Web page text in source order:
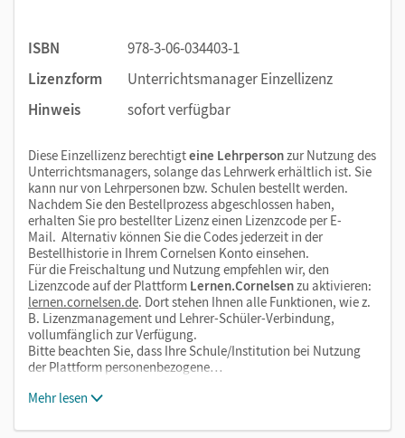
ISBN
978-3-06-034403-1
Lizenzform
Unterrichtsmanager Einzellizenz
Hinweis
sofort verfügbar
Diese Einzellizenz berechtigteine Lehrpersonzur Nutzung des
Unterrichtsmanagers, solange das Lehrwerk erhältlich ist. Sie
kann nur von Lehrpersonen bzw. Schulen bestellt werden.
Nachdem Sie den Bestellprozess abgeschlossen haben,
erhalten Sie pro bestellter Lizenz einen Lizenzcode per E-
Mail. Alternativ können Sie die Codes jederzeit in der
Bestellhistorie in Ihrem Cornelsen Konto einsehen.
Für die Freischaltung und Nutzung empfehlen wir, den
Lizenzcode auf der Plattform Lernen.Cornelsenzu aktivieren:
lernen.cornelsen.de. Dort stehen Ihnen alle Funktionen, wie z.
B. Lizenzmanagement und Lehrer-Schüler-Verbindung,
vollumfänglich zur Verfügung.
Bitte beachten Sie, dass Ihre Schule/Institution bei Nutzung
der Plattform personenbezogene…
Mehr lesen